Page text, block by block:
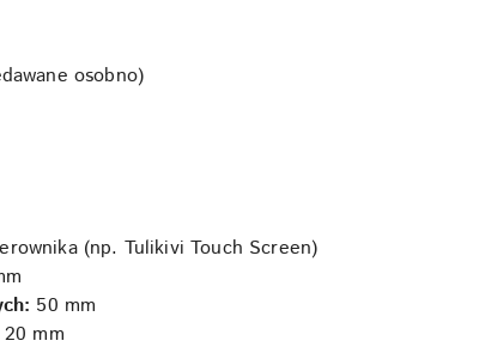
osobno)
(np. Tulikivi Touch Screen)
50 mm
20 mm